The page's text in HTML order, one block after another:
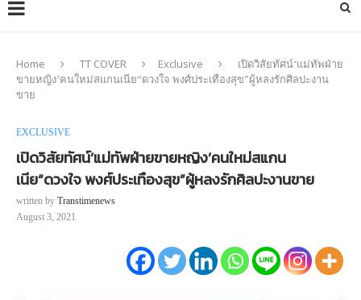
Home TT COVER Exclusive
เปิดวิสัยทัศน์‘แม่ทัพฝ่าย
ขายหญิง’คนใหม่สแกนเนีย“ดวงใจ พงศ์ประเทืองสุข”ผู้หลงรักศิลปะงาน
ขาย
EXCLUSIVE
เปิดวิสัยทัศน์‘แม่ทัพฝ่ายขายหญิง’คนใหม่สแกน
เนีย“ดวงใจ พงศ์ประเทืองสุข”ผู้หลงรักศิลปะงานขาย
written by Transtimenews
August 3, 2021